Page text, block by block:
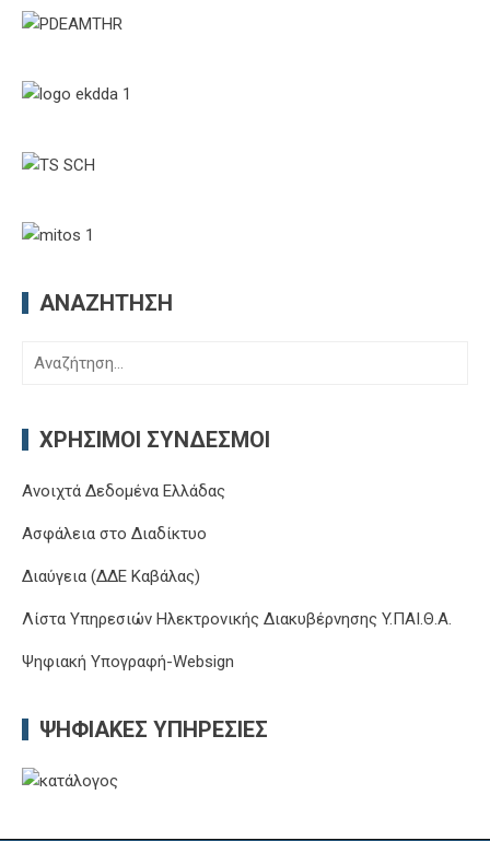
ΑΝΑΖΉΤΗΣΗ
Αναζήτηση
ΧΡΉΣΙΜΟΙ ΣΎΝΔΕΣΜΟΙ
Ανοιχτά Δεδομένα Ελλάδας
Ασφάλεια στο Διαδίκτυο
Διαύγεια (ΔΔΕ Καβάλας)
Λίστα Υπηρεσιών Ηλεκτρονικής Διακυβέρνησης Y.ΠΑΙ.Θ.Α.
Ψηφιακή Υπογραφή-Websign
ΨΗΦΙΑΚΈΣ ΥΠΗΡΕΣΊΕΣ